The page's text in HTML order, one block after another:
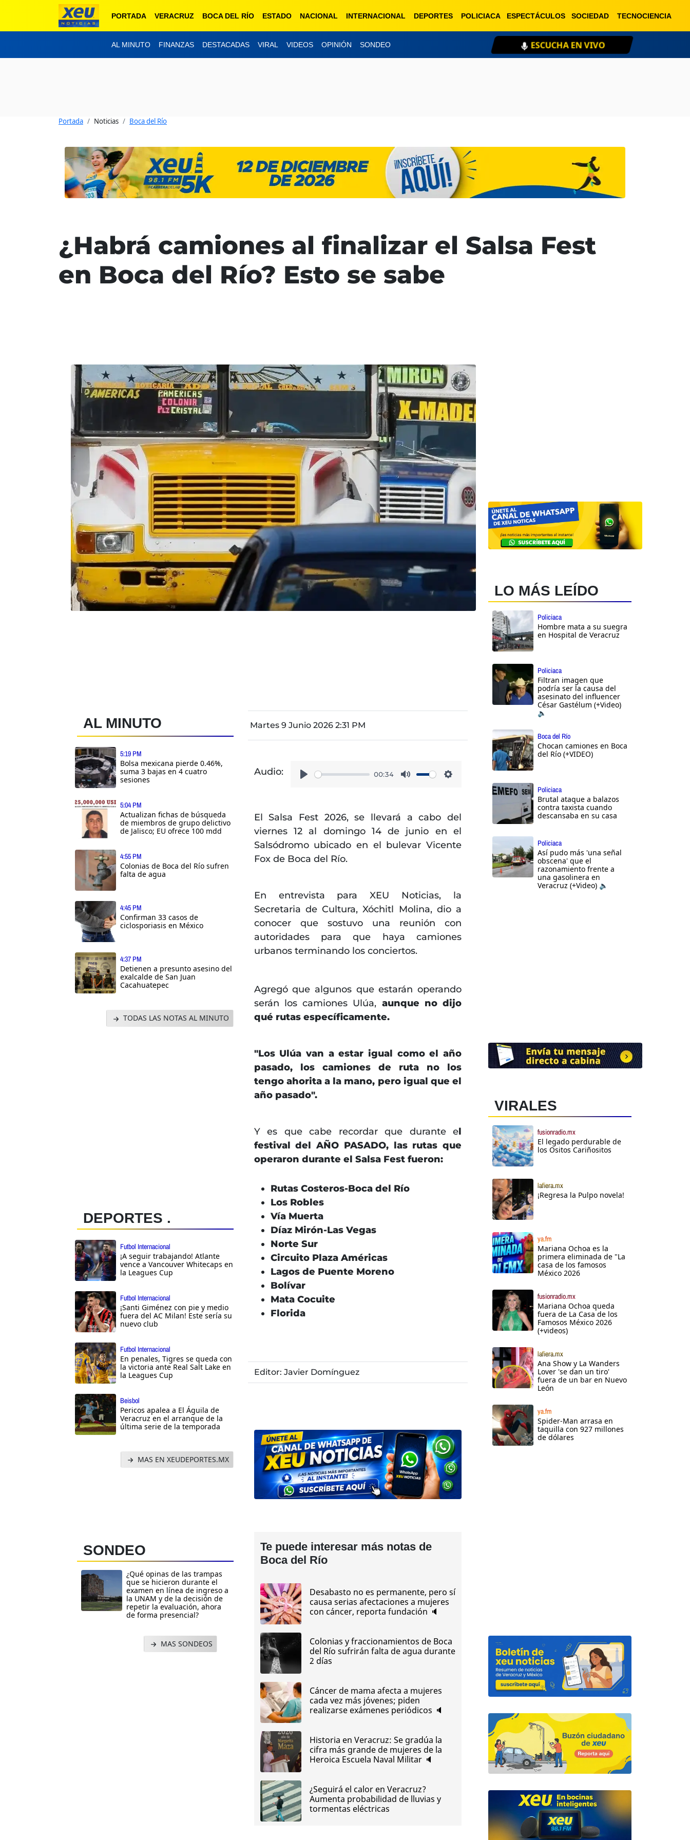
PORTADA VERACRUZ BOCA DEL RÍO ESTADO NACIONAL INTERNACIONAL DEPORTES POLICIACA ESPECTÁCULOS SOCIEDAD TECNOCIENCIA
AL MINUTO FINANZAS DESTACADAS VIRAL VIDEOS OPINIÓN SONDEO ESCUCHA EN VIVO
Portada Noticias Boca del Río
¿Habrá camiones al finalizar el Salsa Fest
en Boca del Río? Esto se sabe
AL MINUTO
5:19 PM
Bolsa mexicana pierde 0.46%,
suma 3 bajas en 4 cuatro
sesiones
5:04 PM
Actualizan fichas de búsqueda
de miembros de grupo delictivo
de Jalisco; EU ofrece 100 mdd
4:55 PM
Colonias de Boca del Río sufren
falta de agua
4:45 PM
Confirman 33 casos de
ciclosporiasis en México
4:37 PM
Detienen a presunto asesino del
exalcalde de San Juan
Cacahuatepec
TODAS LAS NOTAS AL MINUTO
DEPORTES .
Futbol Internacional
¡A seguir trabajando! Atlante
vence a Vancouver Whitecaps en
la Leagues Cup
Futbol Internacional
¡Santi Giménez con pie y medio
fuera del AC Milan! Este sería su
nuevo club
Futbol Internacional
En penales, Tigres se queda con
la victoria ante Real Salt Lake en
la Leagues Cup
Beisbol
Pericos apalea a El Águila de
Veracruz en el arranque de la
última serie de la temporada
MAS EN XEUDEPORTES.MX
SONDEO
¿Qué opinas de las trampas
que se hicieron durante el
examen en línea de ingreso a
la UNAM y de la decisión de
repetir la evaluación, ahora
de forma presencial?
MAS SONDEOS
Martes 9 Junio 2026 2:31 PM
Audio:
00:34
El Salsa Fest 2026, se llevará a cabo del
viernes 12 al domingo 14 de junio en el
Salsódromo ubicado en el bulevar Vicente
Fox de Boca del Río.
En entrevista para XEU Noticias, la
Secretaria de Cultura, Xóchitl Molina, dio a
conocer que sostuvo una reunión con
autoridades para que haya camiones
urbanos terminando los conciertos.
Agregó que algunos que estarán operando
serán los camiones Ulúa, aunque no dijo
qué rutas específicamente.
"Los Ulúa van a estar igual como el año
pasado, los camiones de ruta no los
tengo ahorita a la mano, pero igual que el
año pasado".
Y es que cabe recordar que durante el
festival del AÑO PASADO, las rutas que
operaron durante el Salsa Fest fueron:
Rutas Costeros-Boca del Río
Los Robles
Vía Muerta
Díaz Mirón-Las Vegas
Norte Sur
Circuito Plaza Américas
Lagos de Puente Moreno
Bolívar
Mata Cocuite
Florida
Editor: Javier Domínguez
Te puede interesar más notas de
Boca del Río
Desabasto no es permanente, pero sí
causa serias afectaciones a mujeres
con cáncer, reporta fundación 🔈
Colonias y fraccionamientos de Boca
del Río sufrirán falta de agua durante
2 días
Cáncer de mama afecta a mujeres
cada vez más jóvenes; piden
realizarse exámenes periódicos 🔈
Historia en Veracruz: Se gradúa la
cifra más grande de mujeres de la
Heroica Escuela Naval Militar 🔈
¿Seguirá el calor en Veracruz?
Aumenta probabilidad de lluvias y
tormentas eléctricas
LO MÁS LEÍDO
Policiaca
Hombre mata a su suegra
en Hospital de Veracruz
Policiaca
Filtran imagen que
podría ser la causa del
asesinato del influencer
César Gastélum (+Video)
🔈
Boca del Río
Chocan camiones en Boca
del Río (+VIDEO)
Policiaca
Brutal ataque a balazos
contra taxista cuando
descansaba en su casa
Policiaca
Así pudo más 'una señal
obscena' que el
razonamiento frente a
una gasolinera en
Veracruz (+Video) 🔈
VIRALES
fusionradio.mx
El legado perdurable de
los Ositos Cariñositos
lafiera.mx
¡Regresa la Pulpo novela!
ya.fm
Mariana Ochoa es la
primera eliminada de "La
casa de los famosos
México 2026
fusionradio.mx
Mariana Ochoa queda
fuera de La Casa de los
Famosos México 2026
(+videos)
lafiera.mx
Ana Show y La Wanders
Lover 'se dan un tiro'
fuera de un bar en Nuevo
León
ya.fm
Spider-Man arrasa en
taquilla con 927 millones
de dólares